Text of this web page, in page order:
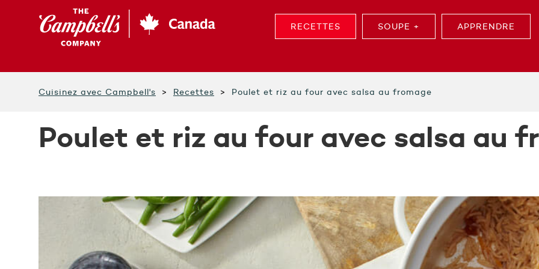
RECETTES SOUPE + APPRENDRE
Cuisinez avec Campbell's Recettes Poulet et riz au four avec salsa au fromage
Poulet et riz au four avec salsa au